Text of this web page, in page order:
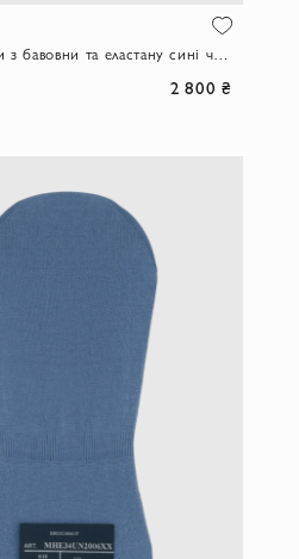
Труси боксери з бавовни та еластану сині чоловічі.
2 800 ₴